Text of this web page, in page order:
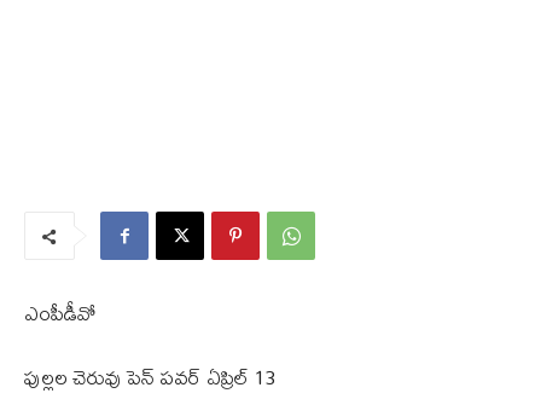
ఎంపీడీవో
పుల్లల చెరువు పెన్ పవర్ ఏప్రిల్‌ 13